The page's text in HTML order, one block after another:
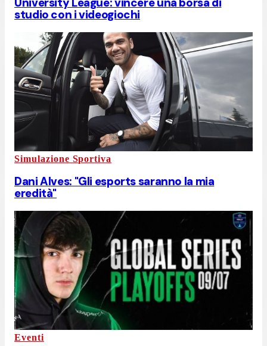
studio con i videogiochi
Simulazione Sportiva
Dani Alves: "Gli esports saranno la mia
eredità"
Eventi